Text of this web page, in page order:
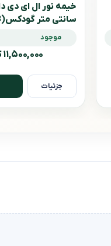
موجود
۱۱,۵۰۰,۰۰۰ تومان
جزئیات